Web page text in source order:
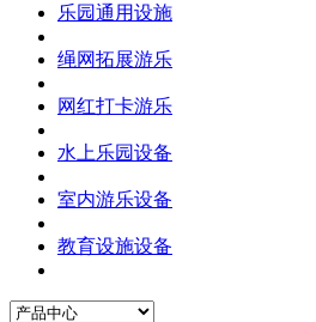
乐园通用设施
绳网拓展游乐
网红打卡游乐
水上乐园设备
室内游乐设备
教育设施设备